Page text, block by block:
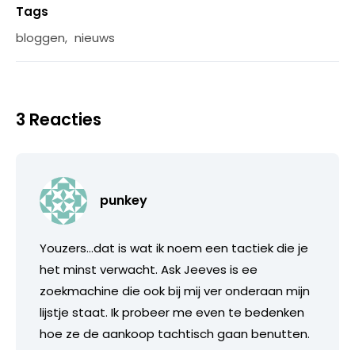
Tags
bloggen, nieuws
3 Reacties
punkey
Youzers…dat is wat ik noem een tactiek die je
het minst verwacht. Ask Jeeves is ee
zoekmachine die ook bij mij ver onderaan mijn
lijstje staat. Ik probeer me even te bedenken
hoe ze de aankoop tachtisch gaan benutten.